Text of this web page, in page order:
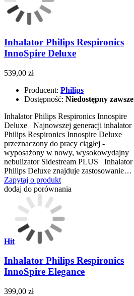
Inhalator Philips Respironics
InnoSpire Deluxe
539,00 zł
Producent: Philips
Dostępność: Niedostępny zawsze
Inhalator Philips Respironics Innospire
Deluxe Najnowszej generacji inhalator
Philips Respironics Innospire Deluxe
przeznaczony do pracy ciągłej -
wyposażony w nowy, wysokowydajny
nebulizator Sidestream PLUS Inhalator
Philips Deluxe znajduje zastosowanie…
Zapytaj o produkt
dodaj do porównania
Hit
Inhalator Philips Respironics
InnoSpire Elegance
399,00 zł